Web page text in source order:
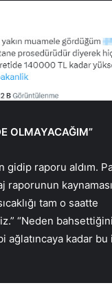
OLMAYACAĞIM”
gidip raporu aldım.
raporunun
tam o saatte
“Neden
ağlatıncaya kadar